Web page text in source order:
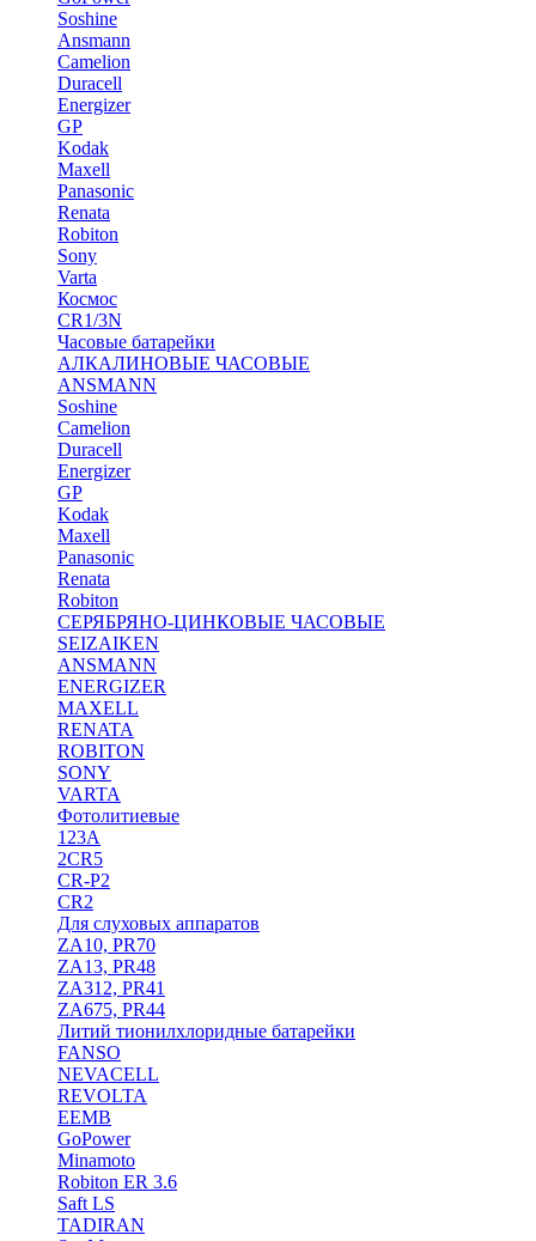
Soshine
Ansmann
Camelion
Duracell
Energizer
GP
Kodak
Maxell
Panasonic
Renata
Robiton
Sony
Varta
Космос
CR1/3N
Часовые батарейки
АЛКАЛИНОВЫЕ ЧАСОВЫЕ
ANSMANN
Soshine
Camelion
Duracell
Energizer
GP
Kodak
Maxell
Panasonic
Renata
Robiton
СЕРЯБРЯНО-ЦИНКОВЫЕ ЧАСОВЫЕ
SEIZAIKEN
ANSMANN
ENERGIZER
MAXELL
RENATA
ROBITON
SONY
VARTA
Фотолитиевые
123A
2CR5
CR-P2
CR2
Для слуховых аппаратов
ZA10, PR70
ZA13, PR48
ZA312, PR41
ZA675, PR44
Литий тионилхлоридные батарейки
FANSO
NEVACELL
REVOLTA
EEMB
GoPower
Minamoto
Robiton ER 3.6
Saft LS
TADIRAN